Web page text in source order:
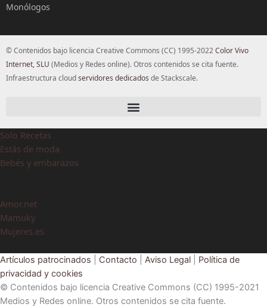
Monólogos
© Contenidos bajo licencia Creative Commons (CC) 1995-2022Color Vivo
Internet, SLU (Medios y Redes online). Otros contenidos se cita fuente.
Infraestructura cloudservidores dedicados de Stackscale.
Solo Recetas
Estás de moda
Bebés y embarazos
Amor.net
Mamuky
Mujeres.es
Artículos patrocinados Contacto Aviso Legal
Política de
privacidad y cookies
© Contenidos bajo licencia Creative Commons (CC) 1995-2021
Medios y Redes online. Otros contenidos se cita fuente.